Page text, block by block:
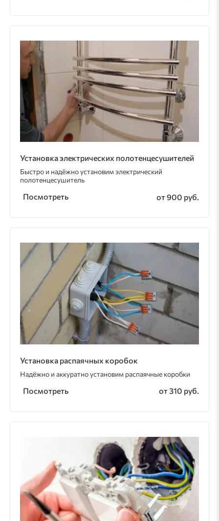
Установка электрических полотенцесушителей
Быстро и надёжно установим электрический
полотенцесушитель
Посмотреть от 900 руб.
Установка распаячных коробок
Надёжно и аккуратно установим распаячные коробки
Посмотреть от 310 руб.